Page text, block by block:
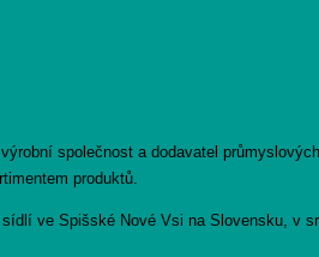
společnost a dodavatel průmyslových
produktů.
sídlí ve Spišské Nové Vsi na Slovensku, v